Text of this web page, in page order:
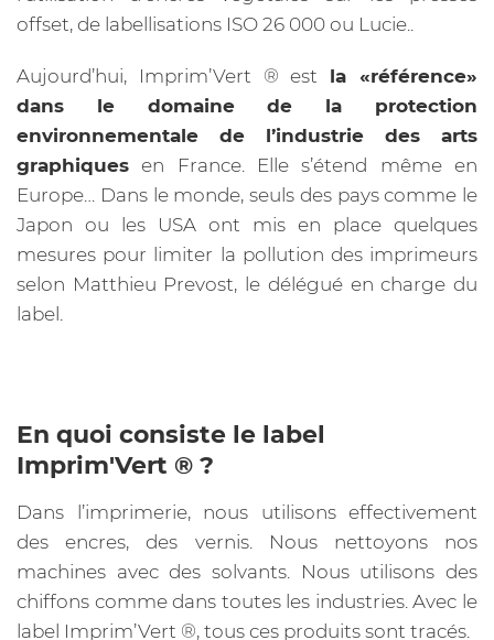
offset, de labellisations ISO 26 000 ou Lucie..
Aujourd’hui, Imprim’Vert ®️ est la «référence»
dans le domaine de la protection
environnementale de l’industrie des arts
graphiques en France. Elle s’étend même en
Europe… Dans le monde, seuls des pays comme le
Japon ou les USA ont mis en place quelques
mesures pour limiter la pollution des imprimeurs
selon Matthieu Prevost, le délégué en charge du
label.
En quoi consiste le label
Imprim'Vert ®️ ?
Dans l’imprimerie, nous utilisons effectivement
des encres, des vernis. Nous nettoyons nos
machines avec des solvants. Nous utilisons des
chiffons comme dans toutes les industries. Avec le
label Imprim’Vert ®️, tous ces produits sont tracés.